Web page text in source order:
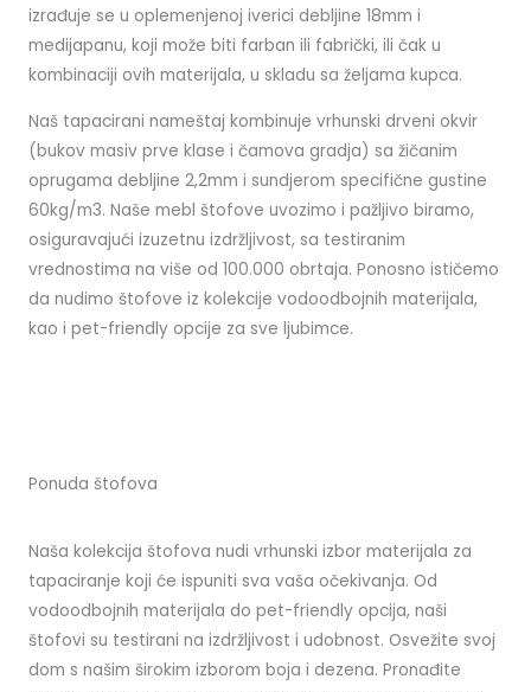
izrađuje se u oplemenjenoj iverici debljine 18mm i
medijapanu, koji može biti farban ili fabrički, ili čak u
kombinaciji ovih materijala, u skladu sa željama kupca.
Naš tapacirani nameštaj kombinuje vrhunski drveni okvir
(bukov masiv prve klase i čamova gradja) sa žičanim
oprugama debljine 2,2mm i sundjerom specifične gustine
60kg/m3. Naše mebl štofove uvozimo i pažljivo biramo,
osiguravajući izuzetnu izdržljivost, sa testiranim
vrednostima na više od 100.000 obrtaja. Ponosno ističemo
da nudimo štofove iz kolekcije vodoodbojnih materijala,
kao i pet-friendly opcije za sve ljubimce.
Ponuda štofova
Naša kolekcija štofova nudi vrhunski izbor materijala za
tapaciranje koji će ispuniti sva vaša očekivanja. Od
vodoodbojnih materijala do pet-friendly opcija, naši
štofovi su testirani na izdržljivost i udobnost. Osvežite svoj
dom s našim širokim izborom boja i dezena. Pronađite